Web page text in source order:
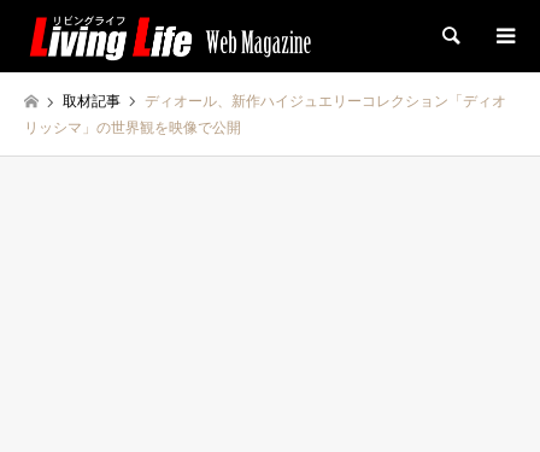
検索
取材記事
ディオール、新作ハイジュエリーコレクション「ディオ
リッシマ」の世界観を映像で公開